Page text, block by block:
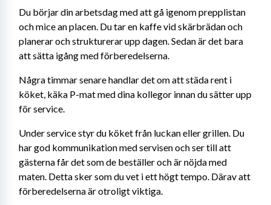
Du börjar din arbetsdag med att gå igenom prepplistan
och mice an placen. Du tar en kaffe vid skärbrädan och
planerar och strukturerar upp dagen. Sedan är det bara
att sätta igång med förberedelserna.
Några timmar senare handlar det om att städa rent i
köket, käka P-mat med dina kollegor innan du sätter upp
för service.
Under service styr du köket från luckan eller grillen. Du
har god kommunikation med servisen och ser till att
gästerna får det som de beställer och är nöjda med
maten. Detta sker som du vet i ett högt tempo. Därav att
förberedelserna är otroligt viktiga.